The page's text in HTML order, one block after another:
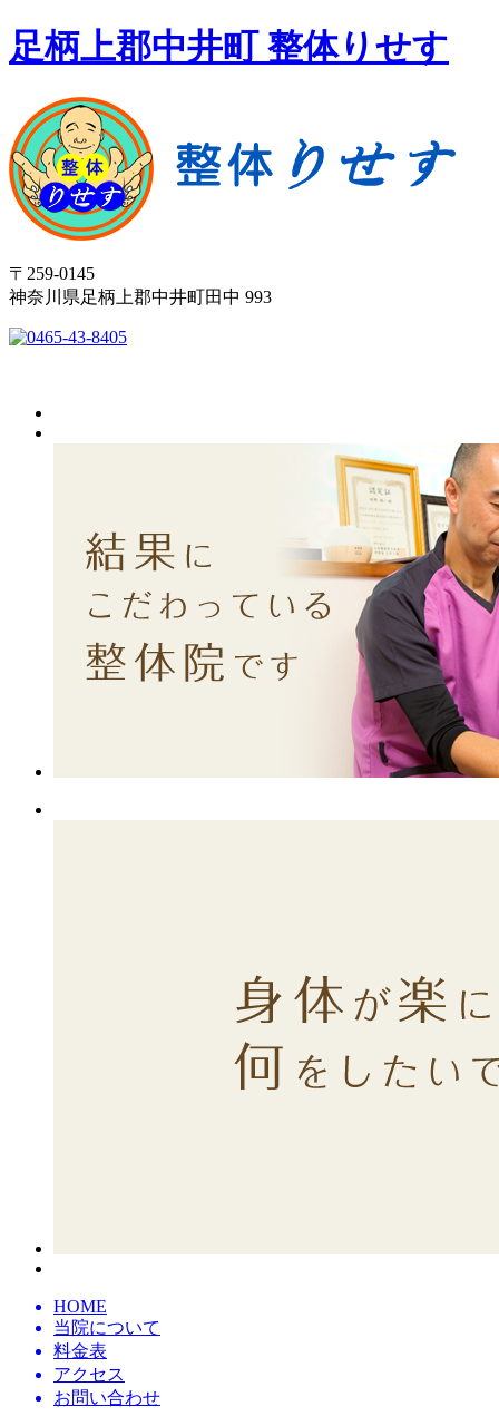
足柄上郡中井町 整体りせす
〒259-0145
神奈川県足柄上郡中井町田中 993
HOME
当院について
料金表
アクセス
お問い合わせ